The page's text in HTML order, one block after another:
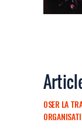
OSER LA